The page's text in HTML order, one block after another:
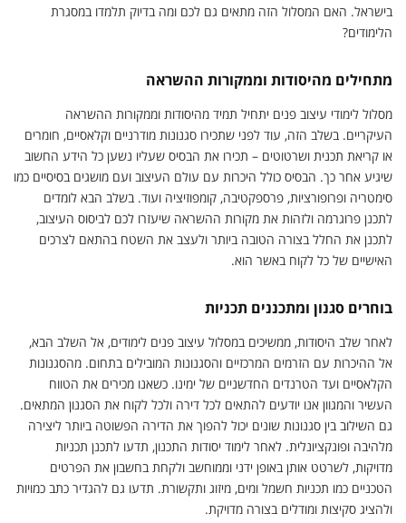
בישראל. האם המסלול הזה מתאים גם לכם ומה בדיוק תלמדו במסגרת
הלימודים?
מתחילים מהיסודות וממקורות ההשראה
מסלול לימודי עיצוב פנים יתחיל תמיד מהיסודות וממקורות ההשראה
העיקריים. בשלב הזה, עוד לפני שתכירו סגנונות מודרניים וקלאסיים, חומרים
או קריאת תכנית ושרטוטים – תכירו את הבסיס שעליו נשען כל הידע החשוב
שיגיע אחר כך. הבסיס כולל היכרות עם עולם העיצוב ועם מושגים בסיסיים כמו
סימטריה ופרופורציות, פרספקטיבה, קומפוזיציה ועוד. בשלב הבא לומדים
לתכנן פרוגרמה ולזהות את מקורות ההשראה שיעזרו לכם לביסוס העיצוב,
לתכנן את החלל בצורה הטובה ביותר ולעצב את השטח בהתאם לצרכים
האישיים של כל לקוח באשר הוא.
בוחרים סגנון ומתכננים תכניות
לאחר שלב היסודות, ממשיכים במסלול עיצוב פנים לימודים, אל השלב הבא,
אל ההיכרות עם הזרמים המרכזיים והסגנונות המובילים בתחום. מהסגנונות
הקלאסיים ועד הטרנדים החדשניים של ימינו. כשאנו מכירים את הטווח
העשיר והמגוון אנו יודעים להתאים לכל דירה ולכל לקוח את הסגנון המתאים.
גם השילוב בין סגנונות שונים יכול להפוך את הדירה הפשוטה ביותר ליצירה
מלהיבה ופונקציונלית. לאחר לימוד יסודות התכנון, תדעו לתכנן תכניות
מדויקות, לשרטט אותן באופן ידני וממוחשב ולקחת בחשבון את הפרטים
הטכניים כמו תכניות חשמל ומים, מיזוג ותקשורת. תדעו גם להגדיר כתב כמויות
ולהציג סקיצות ומודלים בצורה מדויקת.